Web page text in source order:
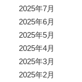
2025年7月
2025年6月
2025年5月
2025年4月
2025年3月
2025年2月